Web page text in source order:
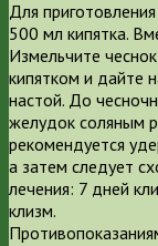
Для
500 мл кипятка.
Измельчите
кипятком и дайте
настой. До
желудок соляным
рекомендуется
а затем следует
лечения: 7 дней
клизм.